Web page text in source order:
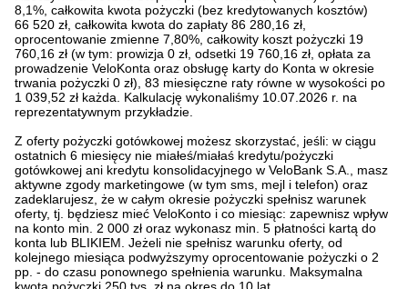
8,1%, całkowita kwota pożyczki (bez kredytowanych kosztów)
66 520 zł, całkowita kwota do zapłaty 86 280,16 zł,
oprocentowanie zmienne 7,80%, całkowity koszt pożyczki 19
760,16 zł (w tym: prowizja 0 zł, odsetki 19 760,16 zł, opłata za
prowadzenie VeloKonta oraz obsługę karty do Konta w okresie
trwania pożyczki 0 zł), 83 miesięczne raty równe w wysokości po
1 039,52 zł każda. Kalkulację wykonaliśmy 10.07.2026 r. na
reprezentatywnym przykładzie.
Z oferty pożyczki gotówkowej możesz skorzystać, jeśli: w ciągu
ostatnich 6 miesięcy nie miałeś/miałaś kredytu/pożyczki
gotówkowej ani kredytu konsolidacyjnego w VeloBank S.A., masz
aktywne zgody marketingowe (w tym sms, mejl i telefon) oraz
zadeklarujesz, że w całym okresie pożyczki spełnisz warunek
oferty, tj. będziesz mieć VeloKonto i co miesiąc: zapewnisz wpływ
na konto min. 2 000 zł oraz wykonasz min. 5 płatności kartą do
konta lub BLIKIEM. Jeżeli nie spełnisz warunku oferty, od
kolejnego miesiąca podwyższymy oprocentowanie pożyczki o 2
pp. - do czasu ponownego spełnienia warunku. Maksymalna